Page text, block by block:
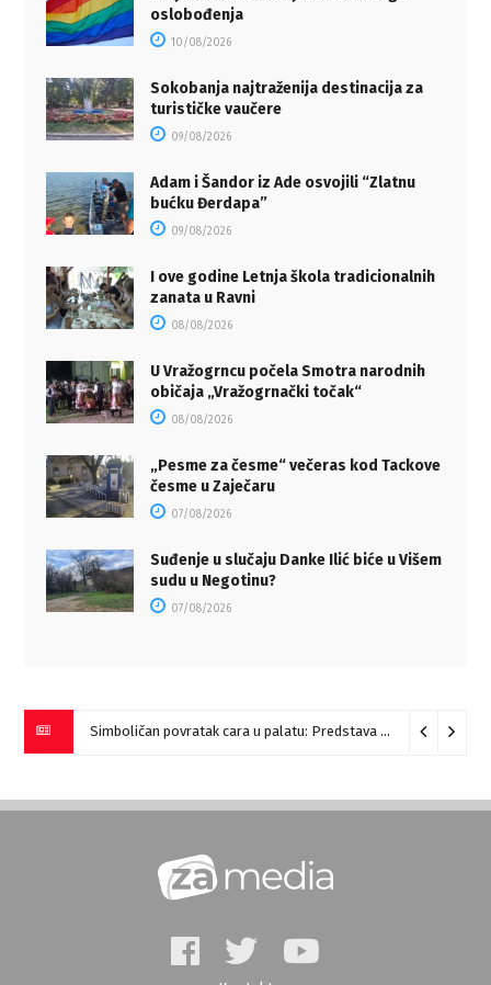
oslobođenja
10/08/2026
Sokobanja najtraženija destinacija za
turističke vaučere
09/08/2026
Adam i Šandor iz Ade osvojili “Zlatnu
bućku Đerdapa”
09/08/2026
I ove godine Letnja škola tradicionalnih
zanata u Ravni
08/08/2026
U Vražogrncu počela Smotra narodnih
običaja „Vražogrnački točak“
08/08/2026
„Pesme za česme“ večeras kod Tackove
česme u Zaječaru
07/08/2026
Suđenje u slučaju Danke Ilić biće u Višem
sudu u Negotinu?
07/08/2026
Simboličan povratak cara u palatu: Predstava “Galerije” na Romulijani